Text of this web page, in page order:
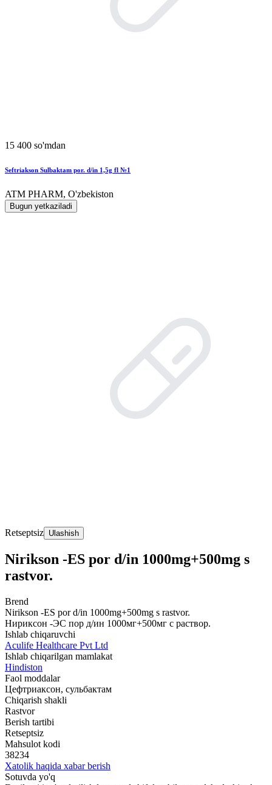
15 400 so'mdan
Seftriakson Sulbaktam por. d/in 1,5g fl №1
ATM PHARM, O'zbekiston
Bugun yetkaziladi
Retseptsiz Ulashish
Nirikson -ES por d/in 1000mg+500mg s
rastvor.
Brend
Nirikson -ES por d/in 1000mg+500mg s rastvor.
Нириксон -ЭС пор д/ин 1000мг+500мг с раствор.
Ishlab chiqaruvchi
Aculife Healthcare Pvt Ltd
Ishlab chiqarilgan mamlakat
Hindiston
Faol moddalar
Цефтриаксон, сульбактам
Chiqarish shakli
Rastvor
Berish tartibi
Retseptsiz
Mahsulot kodi
38234
Xatolik haqida xabar berish
Sotuvda yo'q